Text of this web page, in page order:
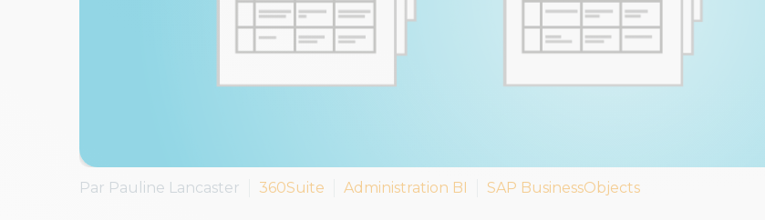
Par Pauline Lancaster 360Suite Administration BI SAP BusinessObjects